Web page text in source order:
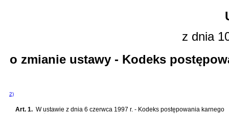
z dnia
o zmianie ustawy - Kodeks
2)
Art. 1. Wustawie z dnia 6 czerwca 1997 r. - Kodeks postępowania karnego